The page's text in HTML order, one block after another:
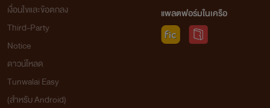
เงื่อนไขและข้อตกลง
Third-Party
Notice
ดาวน์โหลด
Tunwalai Easy
(สำหรับ Android)
แพลตฟอร์มในเครือ